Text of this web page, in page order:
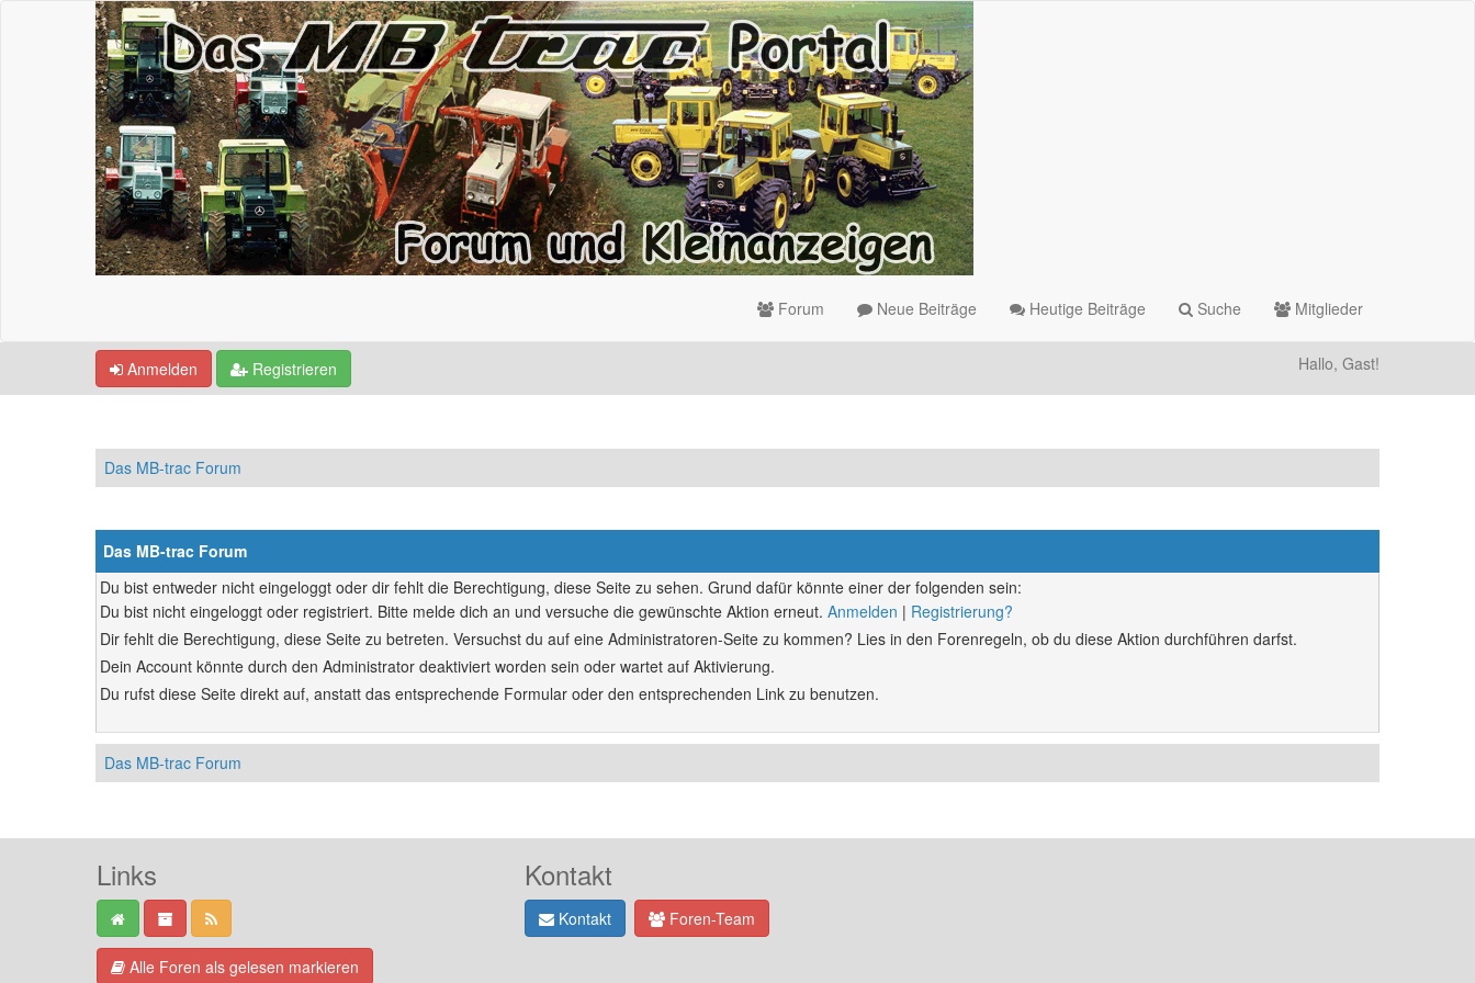
Forum Neue Beiträge Heutige Beiträge Suche Mitglieder
Anmelden Registrieren Hallo, Gast!
Das MB-trac Forum
Das MB-trac Forum
Du bist entweder nicht eingeloggt oder dir fehlt die Berechtigung, diese Seite zu sehen. Grund dafür könnte einer der folgenden sein:
Du bist nicht eingeloggt oder registriert. Bitte melde dich an und versuche die gewünschte Aktion erneut. Anmelden | Registrierung?
Dir fehlt die Berechtigung, diese Seite zu betreten. Versuchst du auf eine Administratoren-Seite zu kommen? Lies in den Forenregeln, ob du diese Aktion durchführen darfst.
Dein Account könnte durch den Administrator deaktiviert worden sein oder wartet auf Aktivierung.
Du rufst diese Seite direkt auf, anstatt das entsprechende Formular oder den entsprechenden Link zu benutzen.
Das MB-trac Forum
Links
Alle Foren als gelesen markieren
Kontakt
Kontakt Foren-Team